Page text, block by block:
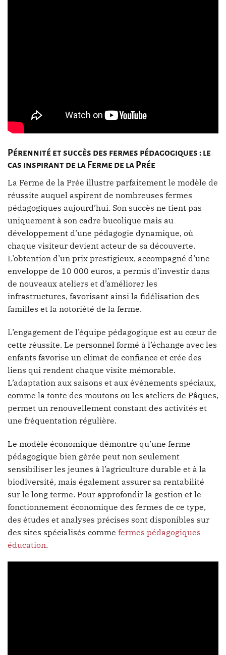
Pérennité et succès des fermes pédagogiques : le
cas inspirant de la Ferme de la Prée
La Ferme de la Prée illustre parfaitement le modèle de
réussite auquel aspirent de nombreuses fermes
pédagogiques aujourd’hui. Son succès ne tient pas
uniquement à son cadre bucolique mais au
développement d’une pédagogie dynamique, où
chaque visiteur devient acteur de sa découverte.
L’obtention d’un prix prestigieux, accompagné d’une
enveloppe de 10 000 euros, a permis d’investir dans
de nouveaux ateliers et d’améliorer les
infrastructures, favorisant ainsi la fidélisation des
familles et la notoriété de la ferme.
L’engagement de l’équipe pédagogique est au cœur de
cette réussite. Le personnel formé à l’échange avec les
enfants favorise un climat de confiance et crée des
liens qui rendent chaque visite mémorable.
L’adaptation aux saisons et aux événements spéciaux,
comme la tonte des moutons ou les ateliers de Pâques,
permet un renouvellement constant des activités et
une fréquentation régulière.
Le modèle économique démontre qu’une ferme
pédagogique bien gérée peut non seulement
sensibiliser les jeunes à l’agriculture durable et à la
biodiversité, mais également assurer sa rentabilité
sur le long terme. Pour approfondir la gestion et le
fonctionnement économique des fermes de ce type,
des études et analyses précises sont disponibles sur
des sites spécialisés comme fermes pédagogiques
éducation.